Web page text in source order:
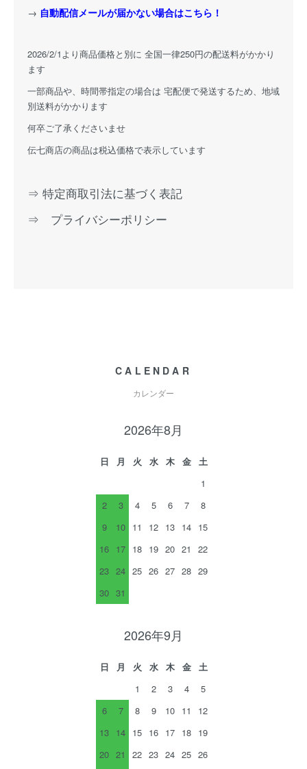
→ 自動配信メールが届かない場合はこちら！
2026/2/1より商品価格と別に 全国一律250円の配送料がかかり
ます
一部商品や、時間帯指定の場合は 宅配便で発送するため、地域
別送料がかかります
何卒ご了承くださいませ
伝七商店の商品は税込価格で表示しています
⇒ 特定商取引法に基づく表記
⇒ プライバシーポリシー
CALENDAR
カレンダー
2026年8月
日 月 火 水 木 金
土
1
2
3 4 5 6 7
8
9
10 11 12 13 14 15
16 17 18 19 20 21
22
23 24 25 26 27 28 29
30 31
2026年9月
日 月 火 水 木 金
土
1
2 3 4
5
6
7 8 9 10 11
12
13 14 15 16 17 18 19
20 21 22 23 24 25 26